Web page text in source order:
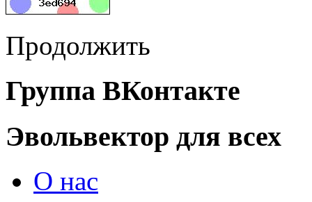
Продолжить
Группа ВКонтакте
Эвольвектор для всех
О нас